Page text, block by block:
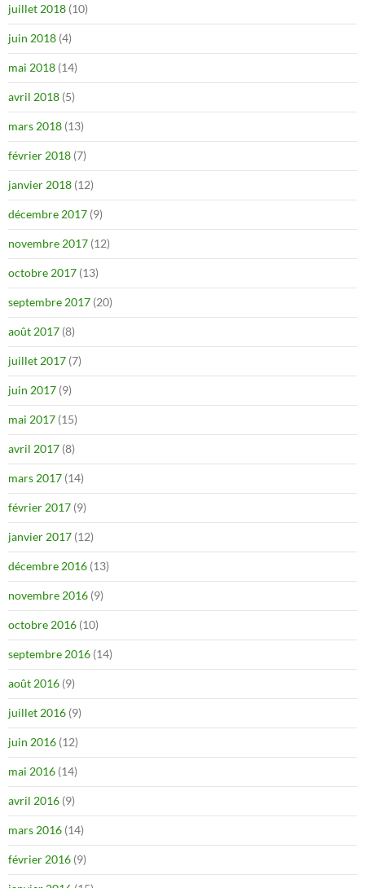
juillet 2018 (10)
juin 2018 (4)
mai 2018 (14)
avril 2018 (5)
mars 2018 (13)
février 2018 (7)
janvier 2018 (12)
décembre 2017 (9)
novembre 2017 (12)
octobre 2017 (13)
septembre 2017 (20)
août 2017 (8)
juillet 2017 (7)
juin 2017 (9)
mai 2017 (15)
avril 2017 (8)
mars 2017 (14)
février 2017 (9)
janvier 2017 (12)
décembre 2016 (13)
novembre 2016 (9)
octobre 2016 (10)
septembre 2016 (14)
août 2016 (9)
juillet 2016 (9)
juin 2016 (12)
mai 2016 (14)
avril 2016 (9)
mars 2016 (14)
février 2016 (9)